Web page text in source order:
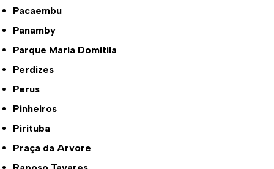
Pacaembu
Panamby
Parque Maria Domitila
Perdizes
Perus
Pinheiros
Pirituba
Praça da Arvore